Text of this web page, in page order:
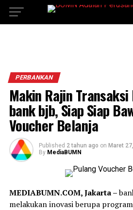
PERBANKAN
Makin Rajin
bank bjb, Siap Siap
Voucher Belanja
Published 2 tahun ago on Maret
By MediaBUMN
MEDIABUMN.COM, Jakarta –
melakukan inovasi berupa